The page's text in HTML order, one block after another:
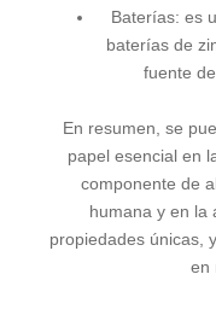
Baterías: es
baterías de
fuente
En resumen, se
papel esencial en
componente de
humana y en la
propiedades únicas,
en